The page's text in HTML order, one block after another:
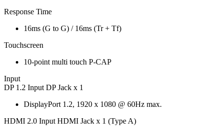
Response Time
16ms (G to G) / 16ms (Tr + Tf)
Touchscreen
10-point multi touch P-CAP
Input
DP 1.2 Input DP Jack x 1
DisplayPort 1.2, 1920 x 1080 @ 60Hz max.
HDMI 2.0 Input HDMI Jack x 1 (Type A)